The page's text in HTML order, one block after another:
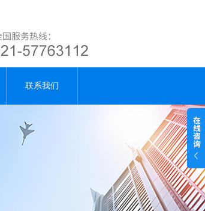
联系我们